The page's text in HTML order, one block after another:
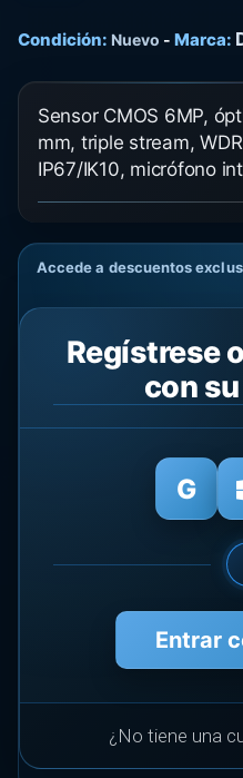
Condición: Nuevo - Marca:
Sensor CMOS 6MP,
mm, triple stream,
IP67/IK10, micrófono
Accede a descuentos
Regístrese
con
Entrar
¿No tiene una